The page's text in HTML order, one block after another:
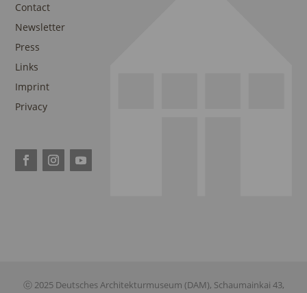
Contact
Newsletter
Press
Links
Imprint
Privacy
ⓒ 2025 Deutsches Architekturmuseum (DAM), Schaumainkai 43,